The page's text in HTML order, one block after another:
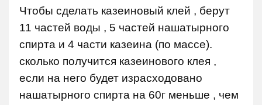
Чтобы сделать казеиновый клей , берут
11 частей воды , 5 частей нашатырного
спирта и 4 части казеина (по массе).
сколько получится казеинового клея ,
если на него будет израсходовано
нашатырного спирта на 60г меньше , чем